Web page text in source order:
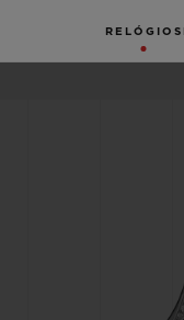
RELÓGIOS